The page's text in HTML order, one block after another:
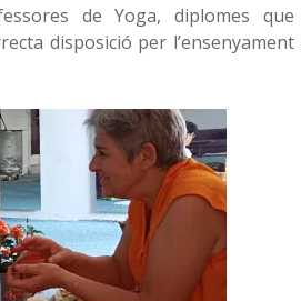
de Yoga, diplomes que
disposició per l’ensenyament